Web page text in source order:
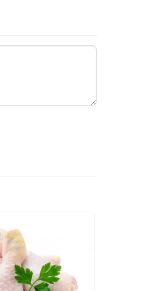
sản phẩm mà còn
sản phẩm tốt
khởi đầu cho